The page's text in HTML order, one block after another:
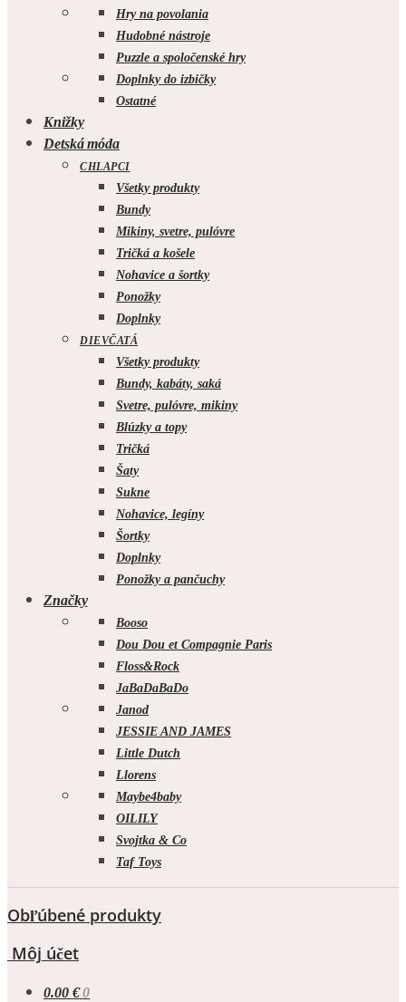
Hry na povolania
Hudobné nástroje
Puzzle a spoločenské hry
Doplnky do izbičky
Ostatné
Knižky
Detská móda
CHLAPCI
Všetky produkty
Bundy
Mikiny, svetre, pulóvre
Tričká a košele
Nohavice a šortky
Ponožky
Doplnky
DIEVČATÁ
Všetky produkty
Bundy, kabáty, saká
Svetre, pulóvre, mikiny
Blúzky a topy
Tričká
Šaty
Sukne
Nohavice, legíny
Šortky
Doplnky
Ponožky a pančuchy
Značky
Booso
Dou Dou et Compagnie Paris
Floss&Rock
JaBaDaBaDo
Janod
JESSIE AND JAMES
Little Dutch
Llorens
Maybe4baby
OILILY
Svojtka & Co
Taf Toys
Obľúbené produkty
Môj účet
0.00 € 0